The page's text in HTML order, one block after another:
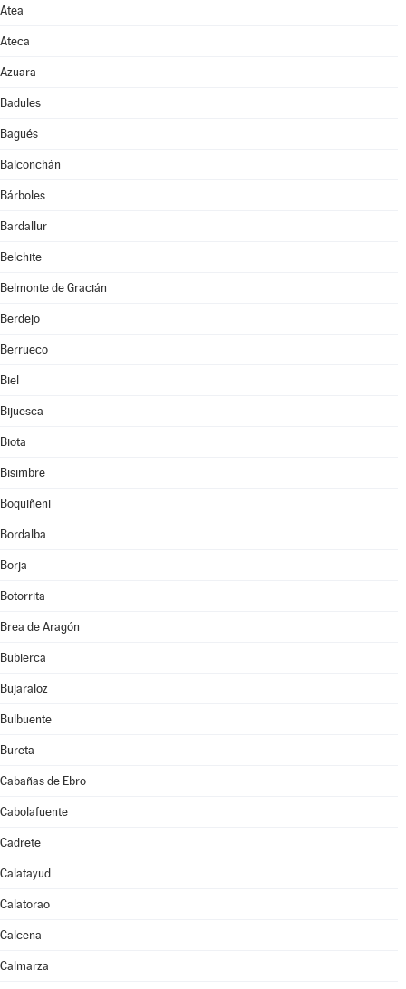
Atea
Ateca
Azuara
Badules
Bagüés
Balconchán
Bárboles
Bardallur
Belchite
Belmonte de Gracián
Berdejo
Berrueco
Biel
Bijuesca
Biota
Bisimbre
Boquiñeni
Bordalba
Borja
Botorrita
Brea de Aragón
Bubierca
Bujaraloz
Bulbuente
Bureta
Cabañas de Ebro
Cabolafuente
Cadrete
Calatayud
Calatorao
Calcena
Calmarza